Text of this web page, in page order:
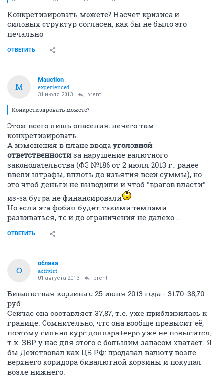
Конкретизировать можете? Насчет кризиса и
силовых структур согласен, как бы не было это
печально.
ОТВЕТИТЬ
M
Mauction
experienced
31 июля 2013 prent
Конкретизировать можете?
Этож всего лишь опасения, нечего там
конкретизировать.
А изменения в плане ввода уголовной
ответственностиза нарушение валютного
законодательства (ФЗ №186 от 2 июля 2013 г., ранее
ввели штрафы, вплоть до изъятия всей суммы), но
это чтоб деньги не выводили и чтоб "врагов власти"
из-за бугра не финансировали
Но если эта фобия будет такими темпами
развиваться, то и до ограничения не далеко...
ОТВЕТИТЬ
О
облака
activist
01 августа 2013 prent
Бивалютная корзина с 25 июня 2013 года - 31,70-38,70
руб
Сейчас она составляет 37,87, т.е. уже приблизилась к
границе. Сомнительно, что она вообще превысит её,
поэтому сильно курс доллара+евро уже не повысится,
т.к. ЗВР у нас для этого с большим запасом хватает. Я
бы Действовал как ЦБ РФ: продавал валюту возле
верхнего коридора бивалютной корзины и покупал
возле нижнего.